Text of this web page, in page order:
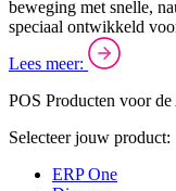
beweging met snelle,
speciaal ontwikkeld
Lees meer:
POS Producten voor
Selecteer jouw product:
ERP One